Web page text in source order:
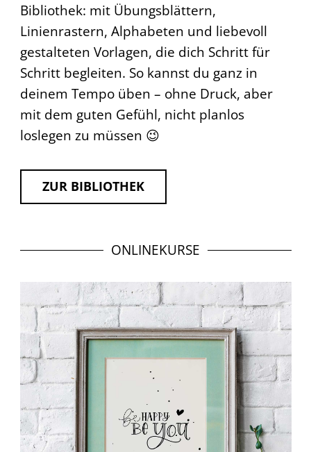
Bibliothek: mit Übungsblättern,
Linienrastern, Alphabeten und liebevoll
gestalteten Vorlagen, die dich Schritt für
Schritt begleiten. So kannst du ganz in
deinem Tempo üben – ohne Druck, aber
mit dem guten Gefühl, nicht planlos
loslegen zu müssen 😉
ZUR BIBLIOTHEK
ONLINEKURSE